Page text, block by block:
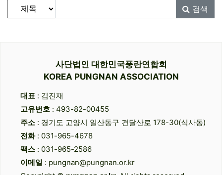
게시물 검색
검색대상
검색어필수 검색
사단법인 대한민국풍란연합회
KOREA PUNGNAN ASSOCIATION
대표 : 김진재
고유번호 : 493-82-00455
주소 : 경기도 고양시 일산동구 견달산로 178-30(식사동)
전화: 031-965-4678
팩스 : 031-965-2586
이메일 : pungnan@pungnan.or.kr